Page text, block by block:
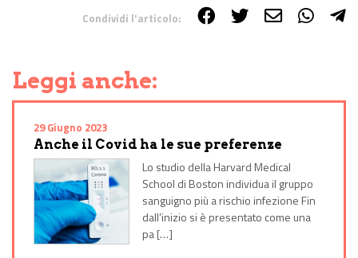
Condividi l'articolo:
Leggi anche:
29 Giugno 2023
Anche il Covid ha le sue preferenze
Lo studio della Harvard Medical
School di Boston individua il gruppo
sanguigno più a rischio infezione Fin
dall’inizio si è presentato come una
pa […]